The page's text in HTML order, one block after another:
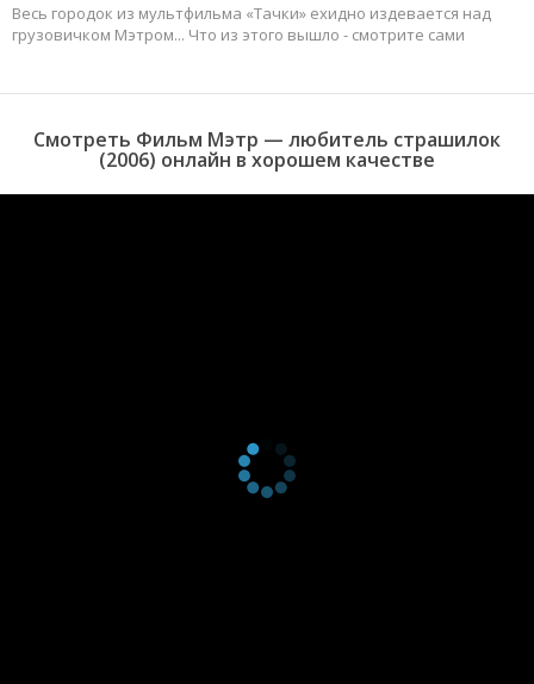
Весь городок из мультфильма «Тачки» ехидно издевается над
грузовичком Мэтром... Что из этого вышло - смотрите сами
Смотреть Фильм Мэтр — любитель страшилок
(2006) онлайн в хорошем качестве